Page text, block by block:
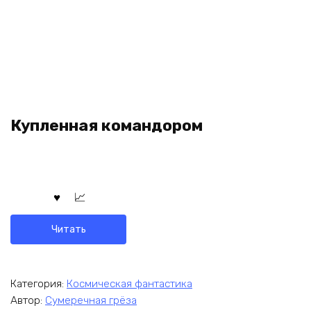
Купленная командором
Читать
Категория: Космическая фантастика
Автор: Сумеречная грёза